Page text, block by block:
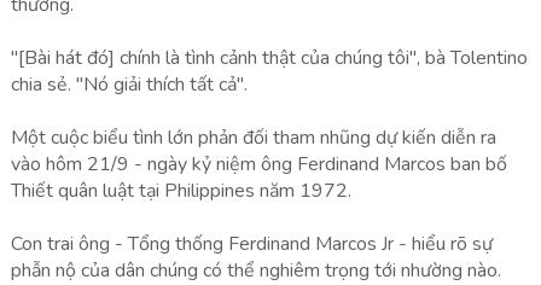
"[Bài hát đó] chính là tình cảnh thật của chúng tôi", bà Tolentino
chia sẻ. "Nó giải thích tất cả".
Một cuộc biểu tình lớn phản đối tham nhũng dự kiến diễn ra
vào hôm 21/9 - ngày kỷ niệm ông Ferdinand Marcos ban bố
Thiết quân luật tại Philippines năm 1972.
Con trai ông - Tổng thống Ferdinand Marcos Jr - hiểu rõ sự
phẫn nộ của dân chúng có thể nghiêm trọng tới nhường nào.